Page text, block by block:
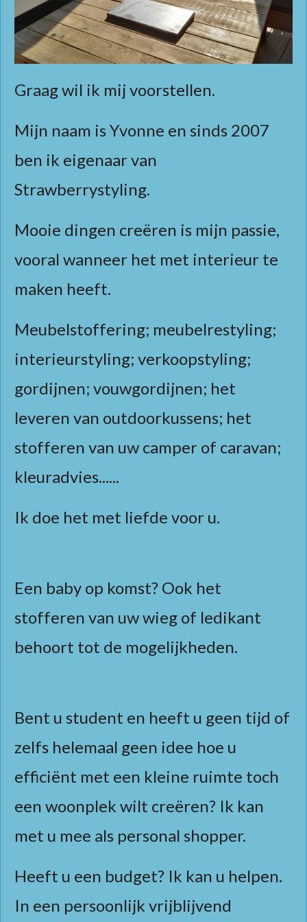
Graag wil ik mij voorstellen.
Mijn naam is Yvonne en sinds 2007
ben ik eigenaar van
Strawberrystyling.
Mooie dingen creëren is mijn passie,
vooral wanneer het met interieur te
maken heeft.
Meubelstoffering; meubelrestyling;
interieurstyling; verkoopstyling;
gordijnen; vouwgordijnen; het
leveren van outdoorkussens; het
stofferen van uw camper of caravan;
kleuradvies......
Ik doe het met liefde voor u.
Een baby op komst? Ook het
stofferen van uw wieg of ledikant
behoort tot de mogelijkheden.
Bent u student en heeft u geen tijd of
zelfs helemaal geen idee hoe u
efficiënt met een kleine ruimte toch
een woonplek wilt creëren? Ik kan
met u mee als personal shopper.
Heeft u een budget? Ik kan u helpen.
In een persoonlijk vrijblijvend